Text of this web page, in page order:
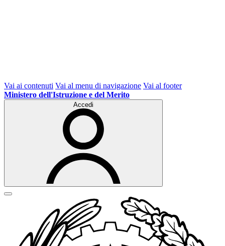
Vai ai contenuti Vai al menu di navigazione Vai al footer
Ministero dell'Istruzione e del Merito
Accedi